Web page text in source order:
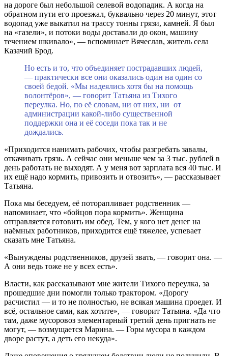
на дороге был небольшой селевой водопадик. А когда на
обратном пути его проезжал, буквально через 20 минут, этот
водопад уже выкатил на трассу тонны грязи, камней. Я был
на «газели», и потоки воды доставали до окон, машину
течением шкивало», — вспоминает Вячеслав, житель села
Казачий Брод.
Но есть и то, что объединяет пострадавших людей,
— практически все они оказались один на один со
своей бедой. «Мы надеялись хотя бы на помощь
волонтёров», — говорит Татьяна из Тихого
переулка. Но, по её словам, ни от них, ни от
администрации какой-либо существенной
поддержки она и её соседи пока так и не
дождались.
«Приходится нанимать рабочих, чтобы разгребать завалы,
откачивать грязь. А сейчас они меньше чем за 3 тыс. рублей в
день работать не выходят. А у меня вот зарплата вся 40 тыс. И
их ещё надо кормить, привозить и отвозить», — рассказывает
Татьяна.
Пока мы беседуем, её поторапливает родственник —
напоминает, что «бойцов пора кормить». Женщина
отправляется готовить им обед. Тем, у кого нет денег на
наёмных работников, приходится ещё тяжелее, успевает
сказать мне Татьяна.
«Вынуждены родственников, друзей звать, — говорит она. —
А они ведь тоже не у всех есть».
Власти, как рассказывают мне жители Тихого переулка, за
прошедшие дни помогли только трактором. «Дорогу
расчистил — и то не полностью, не всякая машина проедет. И
всё, остальное сами, как хотите», — говорит Татьяна. «Да что
там, даже мусоровоз элементарный третий день пригнать не
могут, — возмущается Марина. — Горы мусора в каждом
дворе растут, а деть его некуда».